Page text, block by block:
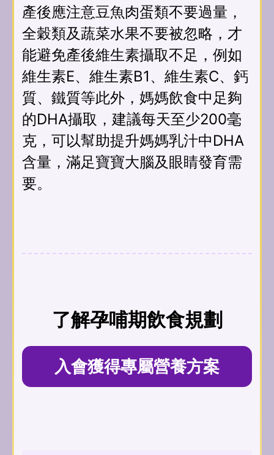
產後應注意豆魚肉蛋類不要過量，
全穀類及蔬菜水果不要被忽略，才
能避免產後維生素攝取不足，例如
維生素E、維生素B1、維生素C、鈣
質、鐵質等此外，媽媽飲食中足夠
的DHA攝取，建議每天至少200毫
克，可以幫助提升媽媽乳汁中DHA
含量，滿足寶寶大腦及眼睛發育需
要。
了解孕哺期飲食規劃
入會獲得專屬營養方案